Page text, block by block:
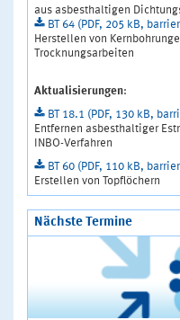
aus asbesthaltigen
BT 64 (PDF, 205 kB,
Herstellen von
Trocknungsarbeiten
Aktualisierungen:
BT 18.1 (PDF, 130 kB,
Entfernen asbesthaltiger
INBO-Verfahren
BT 60 (PDF, 110 kB,
Erstellen von Topflöchern
Nächste Termine